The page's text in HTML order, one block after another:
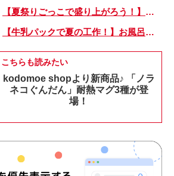
【夏祭りごっこで盛り上がろう！】紙皿やストローでフォトプロップス風のおしゃれな「おめん」の作り方
【牛乳パックで夏の工作！】お風呂やおうちプールで水に浮かべてあそぼ！「牛乳パックのぷかぷかボート」
こちらも読みたい
kodomoe shopより新商品♪ 「ノラ
ネコぐんだん」耐熱マグ3種が登
場！